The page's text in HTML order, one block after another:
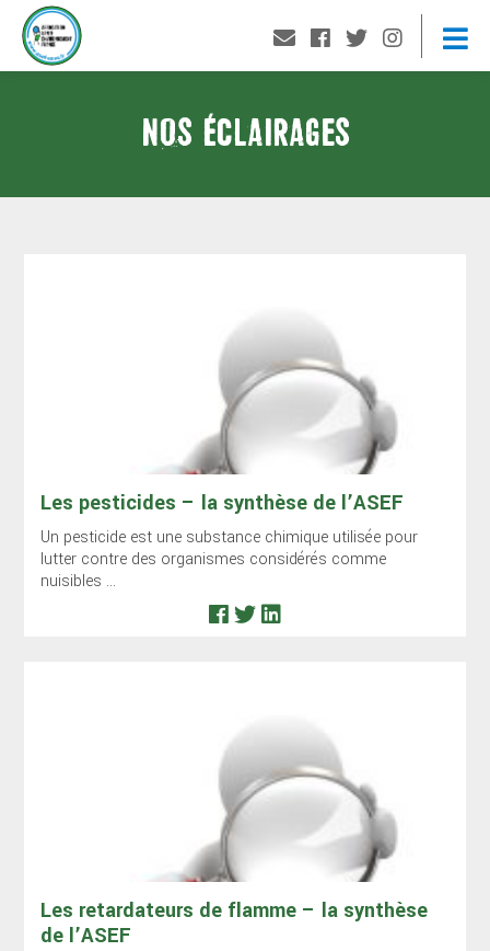
NOS ÉCLAIRAGES
Les pesticides – la synthèse de l’ASEF
Un pesticide est une substance chimique utilisée pour
lutter contre des organismes considérés comme
nuisibles ...
Les retardateurs de flamme – la synthèse
de l’ASEF